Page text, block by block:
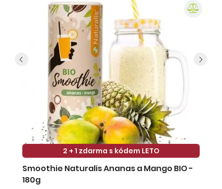
2 + 1 zdarma s kódem LETO
Smoothie Naturalis Ananas a Mango BIO -
180g